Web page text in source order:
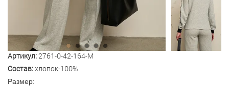
Артикул:2761-0-42-164-M
Состав:хлопок-100%
Размер: